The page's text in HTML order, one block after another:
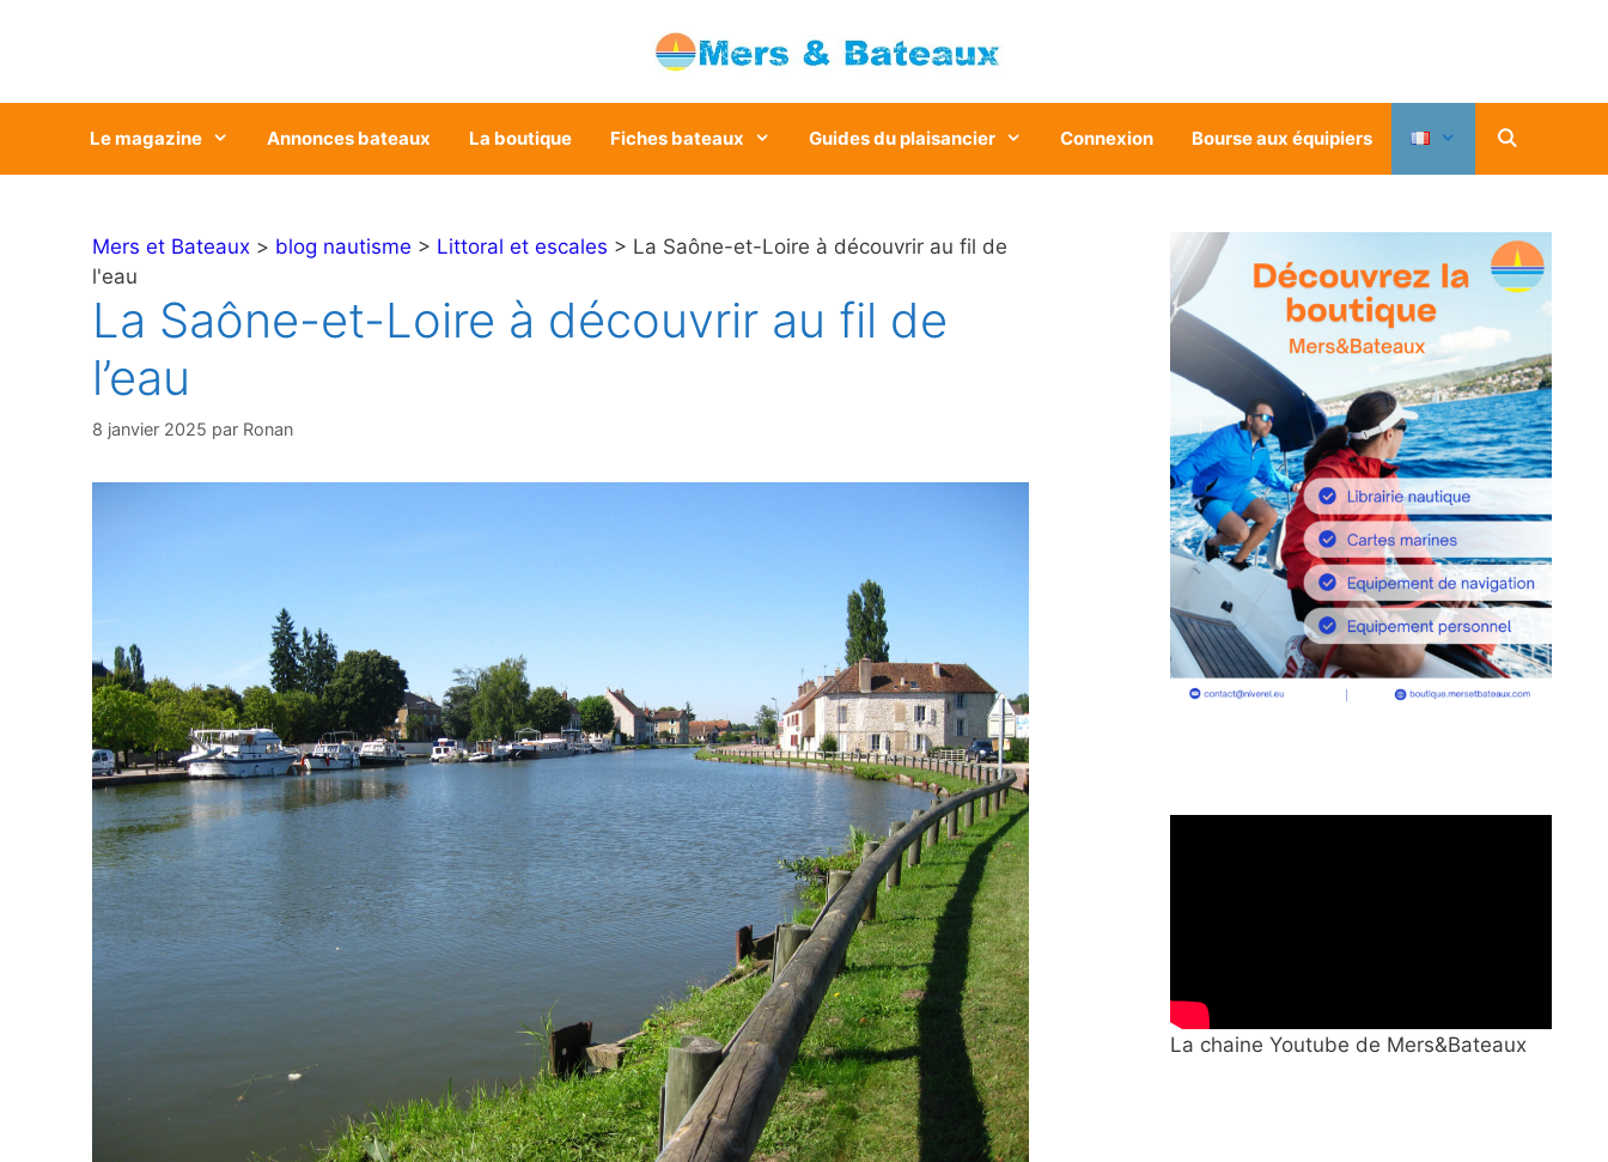
Le magazine Annonces bateaux La boutique Fiches bateaux Guides du plaisancier Connexion Bourse aux équipiers
Mers et Bateaux > blog nautisme > Littoral et escales > La Saône-et-Loire à découvrir au fil de
l'eau
La Saône-et-Loire à découvrir au fil de
l’eau
8 janvier 2025 par Ronan
La chaine Youtube de Mers&Bateaux